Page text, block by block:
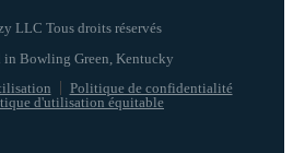
LLC Tous droits réservés
Politique de confidentialité
d'utilisation équitable